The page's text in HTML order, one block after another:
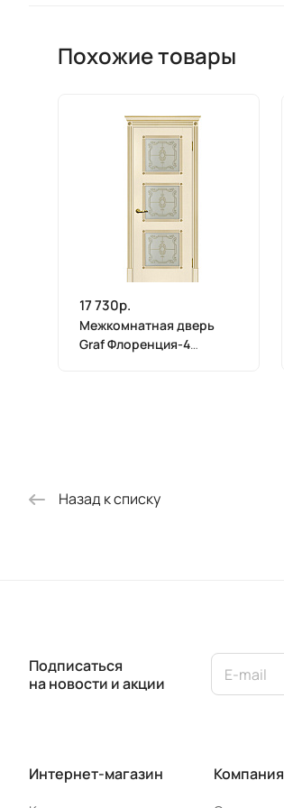
Похожие товары
17 730р.
Межкомнатная дверь
Graf Флоренция-4
Назад к списку
Подписаться
на новости и акции
Интернет-магазин Компания